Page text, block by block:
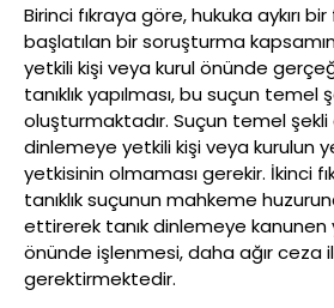
Birinci fıkraya göre, hukuka aykırı
başlatılan bir soruşturma
yetkili kişi veya kurul önünde
tanıklık yapılması, bu suçun temel
oluşturmaktadır. Suçun temel şekli
dinlemeye yetkili kişi veya kurulun
yetkisinin olmaması gerekir. İkinci
tanıklık suçunun mahkeme
ettirerek tanık dinlemeye kanunen
önünde işlenmesi, daha ağır ceza
gerektirmektedir.